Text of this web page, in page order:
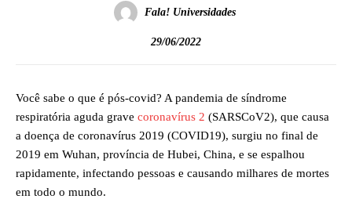
Fala! Universidades
29/06/2022
Você sabe o que é pós-covid? A pandemia de síndrome
respiratória aguda grave coronavírus 2 (SARSCoV2), que causa
a doença de coronavírus 2019 (COVID19), surgiu no final de
2019 em Wuhan, província de Hubei, China, e se espalhou
rapidamente, infectando pessoas e causando milhares de mortes
em todo o mundo.